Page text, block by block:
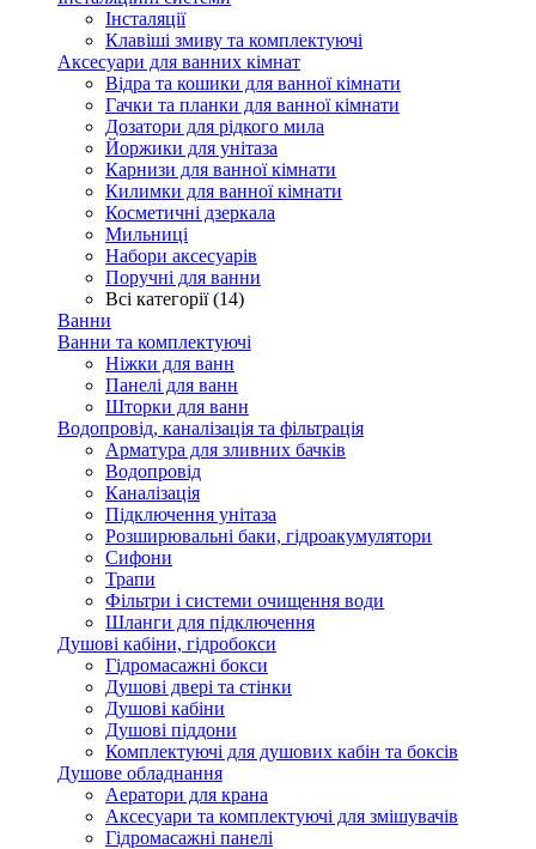
Інсталяції
Клавіші змиву та комплектуючі
Аксесуари для ванних кімнат
Відра та кошики для ванної кімнати
Гачки та планки для ванної кімнати
Дозатори для рідкого мила
Йоржики для унітаза
Карнизи для ванної кімнати
Килимки для ванної кімнати
Косметичні дзеркала
Мильниці
Набори аксесуарів
Поручні для ванни
Всі категорії (14)
Ванни
Ванни та комплектуючі
Ніжки для ванн
Панелі для ванн
Шторки для ванн
Водопровід, каналізація та фільтрація
Арматура для зливних бачків
Водопровід
Каналізація
Підключення унітаза
Розширювальні баки, гідроакумулятори
Сифони
Трапи
Фільтри і системи очищення води
Шланги для підключення
Душові кабіни, гідробокси
Гідромасажні бокси
Душові двері та стінки
Душові кабіни
Душові піддони
Комплектуючі для душових кабін та боксів
Душове обладнання
Аератори для крана
Аксесуари та комплектуючі для змішувачів
Гідромасажні панелі